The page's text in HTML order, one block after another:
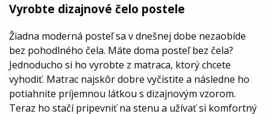
Vyrobte dizajnové čelo postele
Žiadna moderná posteľ sa v dnešnej dobe nezaobíde
bez pohodlného čela. Máte doma posteľ bez čela?
Jednoducho si ho vyrobte z matraca, ktorý chcete
vyhodiť. Matrac najskôr dobre vyčistite a následne ho
potiahnite príjemnou látkou s dizajnovým vzorom.
Teraz ho stačí pripevniť na stenu a užívať si komfortný